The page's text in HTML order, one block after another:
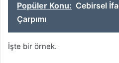
Popüler Konu: Cebirsel
Çarpımı
İşte bir örnek.